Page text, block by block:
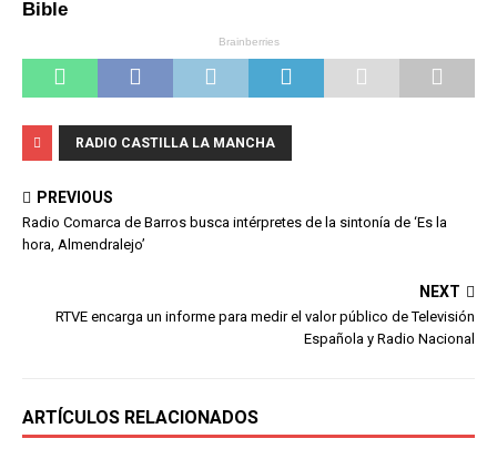
RADIO CASTILLA LA MANCHA
PREVIOUS
Radio Comarca de Barros busca intérpretes de la sintonía de ‘Es la
hora, Almendralejo’
NEXT
RTVE encarga un informe para medir el valor público de Televisión
Española y Radio Nacional
ARTÍCULOS RELACIONADOS